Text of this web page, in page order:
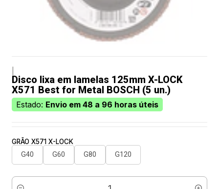
Disco lixa em lamelas 125mm X-LOCK
X571 Best for Metal BOSCH (5 un.)
Estado: Envio em 48 a 96 horas úteis
GRÃO X571 X-LOCK
G40 G60 G80 G120